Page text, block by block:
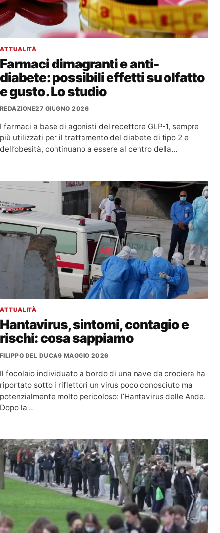
ATTUALITÀ
Farmaci dimagranti e anti-
diabete: possibili effetti su olfatto
e gusto. Lo studio
REDAZIONE27 GIUGNO 2026
I farmaci a base di agonisti del recettore GLP-1, sempre
più utilizzati per il trattamento del diabete di tipo 2 e
dell’obesità, continuano a essere al centro della…
ATTUALITÀ
Hantavirus, sintomi, contagio e
rischi: cosa sappiamo
FILIPPO DEL DUCA9 MAGGIO 2026
Il focolaio individuato a bordo di una nave da crociera ha
riportato sotto i riflettori un virus poco conosciuto ma
potenzialmente molto pericoloso: l’Hantavirus delle Ande.
Dopo la…